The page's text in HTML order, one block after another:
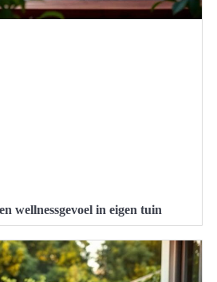
wellnessgevoel in eigen tuin